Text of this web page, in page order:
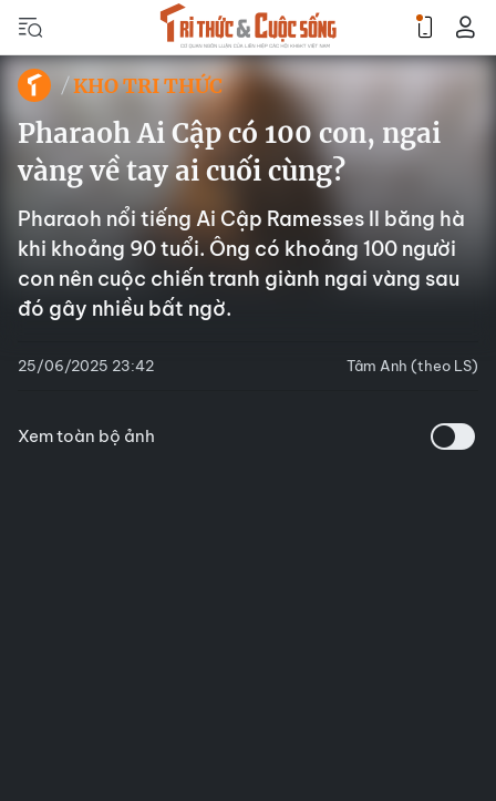
KHO TRI THỨC
Pharaoh Ai Cập có 100 con, ngai
vàng về tay ai cuối cùng?
Pharaoh nổi tiếng Ai Cập Ramesses II băng hà
khi khoảng 90 tuổi. Ông có khoảng 100 người
con nên cuộc chiến tranh giành ngai vàng sau
đó gây nhiều bất ngờ.
25/06/2025 23:42 Tâm Anh (theo LS)
Xem toàn bộ ảnh